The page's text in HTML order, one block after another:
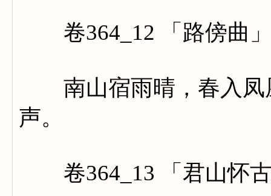
卷364_12 「路傍曲
南山宿雨晴，春入凤
声。
卷364_13 「君山怀